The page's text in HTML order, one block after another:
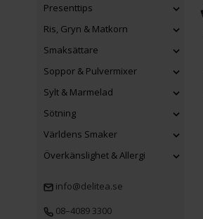
Presenttips
Ris, Gryn & Matkorn
Smaksättare
Soppor & Pulvermixer
Sylt & Marmelad
Sötning
Världens Smaker
Överkänslighet & Allergi
info@delitea.se
08–4089 3300